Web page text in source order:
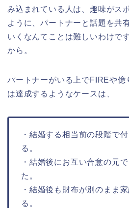
み込まれている人は、趣味がス
ように、パートナーと話題を共
いくなんてことは難しいわけで
から。
パートナーがいる上でFIREや億
は達成するようなケースは、
・結婚する相当前の段階で
る。
・結婚後にお互い合意の元
た。
・結婚後も財布が別のまま
る。